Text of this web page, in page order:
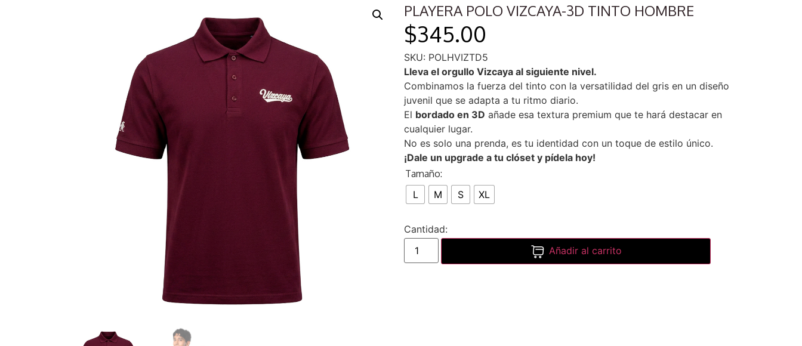
PLAYERA POLO VIZCAYA-3D TINTO HOMBRE
$345.00
SKU: POLHVIZTD5
Lleva el orgullo Vizcaya al siguiente nivel.
Combinamos la fuerza del tinto con la versatilidad del gris en un diseño
juvenil que se adapta a tu ritmo diario.
El bordado en 3D añade esa textura premium que te hará destacar en
cualquier lugar.
No es solo una prenda, es tu identidad con un toque de estilo único.
¡Dale un upgrade a tu clóset y pídela hoy!
Tamaño:
L
M S XL
Añadir al carrito